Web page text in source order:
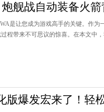
舰战自动装备火
是让您成为游戏高手的关键。作
程带来不可思议的惊喜。在本文中
版爆发宏来了！轻